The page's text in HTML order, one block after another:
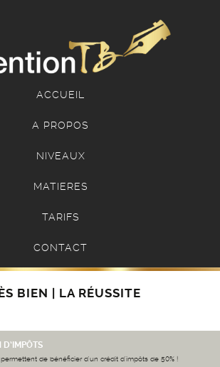
ACCUEIL
A PROPOS
NIVEAUX
MATIERES
TARIFS
CONTACT
BIEN | LA RÉUSSITE
de bénéficier d'un crédit d'impôts de 50% !